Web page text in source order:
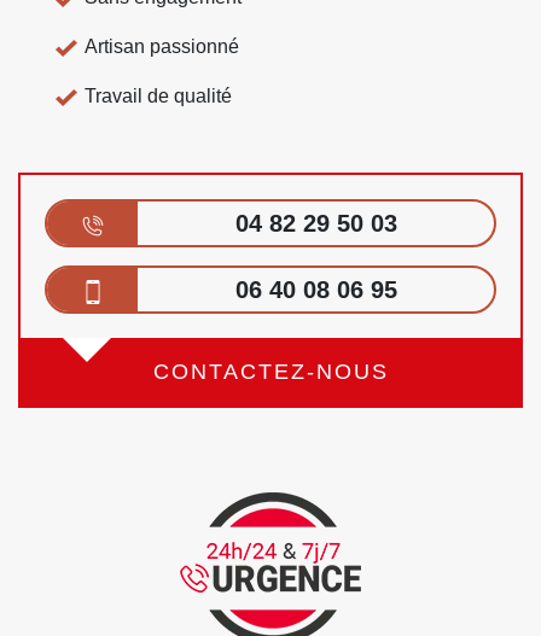
Artisan passionné
Travail de qualité
04 82 29 50 03
06 40 08 06 95
CONTACTEZ-NOUS